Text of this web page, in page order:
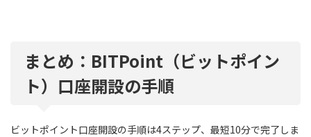
まとめ：BITPoint（ビットポイン
ト）口座開設の手順
ビットポイント口座開設の手順は4ステップ、最短10分で完了しま